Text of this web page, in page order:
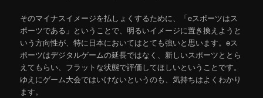
そのマイナスイメージを払しょくするために、「eスポーツはス
ポーツである」ということで、明るいイメージに置き換えようと
いう方向性が、特に日本においてはとても強いと思います。eス
ポーツはデジタルゲームの延長ではなく、新しいスポーツととら
えてもらい、フラットな状態で評価してほしいということです。
ゆえにゲーム大会ではいけないというのも、気持ちはよくわかり
ます。